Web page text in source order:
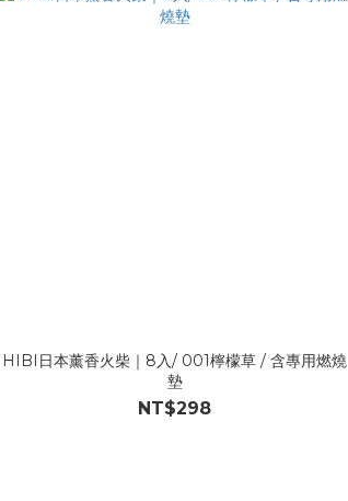
HIBI日本薰香火柴｜8入/ 001檸檬草 / 含專用燃燒
墊
NT$298